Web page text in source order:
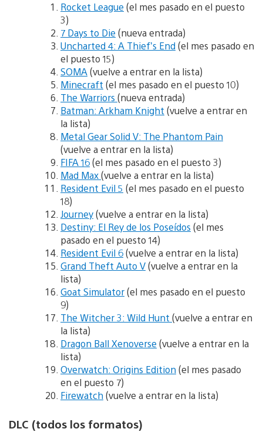
Rocket League (el mes pasado en el puesto
3)
7 Days to Die (nueva entrada)
Uncharted 4: A Thief’s End (el mes pasado en
el puesto 15)
SOMA(vuelve a entrar en la lista)
Minecraft (el mes pasado en el puesto 10)
The Warriors (nueva entrada)
Batman: Arkham Knight (vuelve a entrar en
la lista)
Metal Gear Solid V: The Phantom Pain
(vuelve a entrar en la lista)
FIFA 16(el mes pasado en el puesto 3)
Mad Max(vuelve a entrar en la lista)
Resident Evil 5 (el mes pasado en el puesto
18)
Journey(vuelve a entrar en la lista)
Destiny: El Rey de los Poseídos (el mes
pasado en el puesto 14)
Resident Evil 6(vuelve a entrar en la lista)
Grand Theft Auto V(vuelve a entrar en la
lista)
Goat Simulator(el mes pasado en el puesto
9)
The Witcher 3: Wild Hunt (vuelve a entrar en
la lista)
Dragon Ball Xenoverse (vuelve a entrar en la
lista)
Overwatch: Origins Edition (el mes pasado
en el puesto 7)
Firewatch (vuelve a entrar en la lista)
DLC (todos los formatos)